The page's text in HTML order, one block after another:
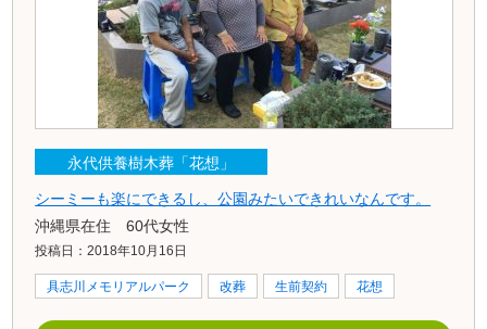
永代供養樹木葬「花想」
シーミーも楽にできるし、公園みたいできれいなんです。
沖縄県在住 60代女性
投稿日：2018年10月16日
具志川メモリアルパーク 改葬 生前契約 花想